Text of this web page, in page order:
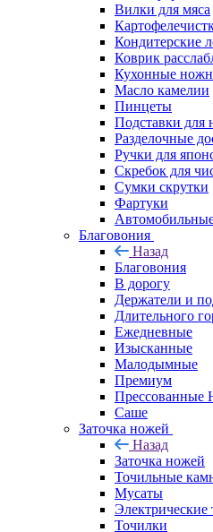
Вилки для мяса
Кондитерские
Коврик
Кухонные
Масло камелии
Пинцеты
Подставки для
Разделочные
Ручки для
Скребок для
Сумки скрутки
Фартуки
Благовония
Назад
Благовония
В дорогу
Держатели и
Длительного
Ежедневные
Изысканные
Малодымные
Премиум
Прессованные
Саше
Заточка ножей
Назад
Заточка ножей
Точильные
Мусаты
Электрические
Точилки